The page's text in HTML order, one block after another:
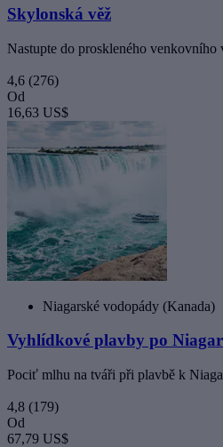
Skylonská věž
Nastupte do proskleného
4,6 (276)
Od
16,63 US$
Niagarské vodopády (Kanada)
Vyhlídkové plavby po
Pociť mlhu na tváři při plavbě k
4,8 (179)
Od
67,79 US$